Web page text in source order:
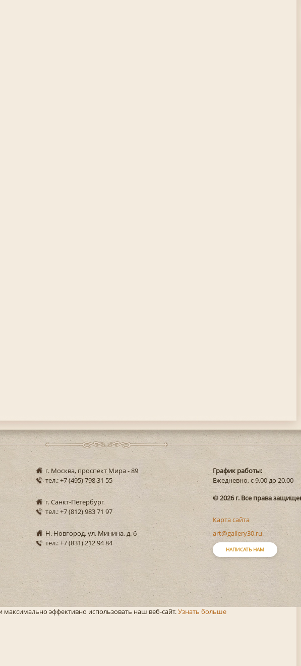
г. Москва, проспект Мира - 89
тел.: +7 (495) 798 31 55
г. Санкт-Петербург
тел.: +7 (812) 983 71 97
Н. Новгород, ул. Минина, д. 6
тел.: +7 (831) 212 94 84
График работы:
Ежедневно, с 9.00 до 20.00
© 2026 г. Все права
Карта сайта
art@gallery30.ru
НАПИСАТЬ НАМ
эффективно использовать наш веб-сайт.Узнать больше